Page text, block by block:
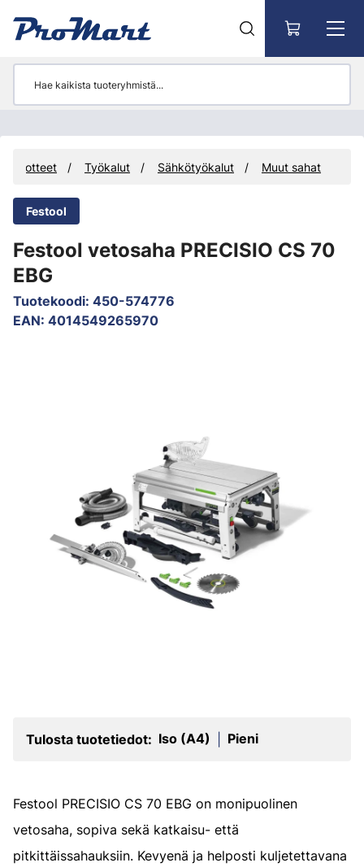
Tuotteet Työkalut Sähkötyökalut Muut sahat
Festool
Festool vetosaha PRECISIO CS 70
EBG
Tuotekoodi: 450-574776
EAN: 4014549265970
Tulosta tuotetiedot: Iso (A4) Pieni
Festool PRECISIO CS 70 EBG on monipuolinen
vetosaha, sopiva sekä katkaisu- että
pitkittäissahauksiin. Kevyenä ja helposti kuljetettavana